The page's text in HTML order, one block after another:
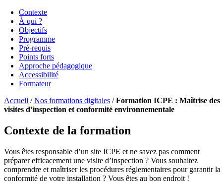
Contexte
À qui ?
Objectifs
Programme
Pré-requis
Points forts
Approche pédagogique
Accessibilité
Formateur
Accueil /Nos formations digitales /Formation ICPE : Maîtrise des
visites d’inspection et conformité environnementale
Contexte de la formation
Vous êtes responsable d’un site ICPE et ne savez pas comment
préparer efficacement une visite d’inspection ? Vous souhaitez
comprendre et maîtriser les procédures réglementaires pour garantir la
conformité de votre installation ? Vous êtes au bon endroit !